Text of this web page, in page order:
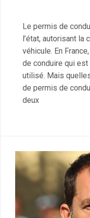
Le permis de
l’état, autorisant la
véhicule. En
de conduire qui
utilisé. Mais
de permis de
deux